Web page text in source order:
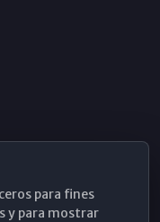
para fines
y para mostrar